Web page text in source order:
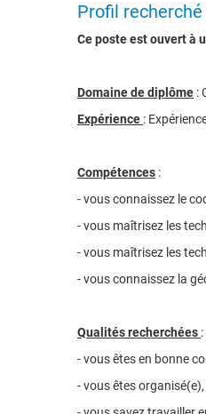
Profil recherché
Ce poste est ouvert à
Domaine de diplôme :
Expérience :
Compétences :
- vous connaissez le
- vous maîtrisez les
- vous maîtrisez les
- vous connaissez la
Qualités recherchées :
- vous êtes en bonne
- vous êtes